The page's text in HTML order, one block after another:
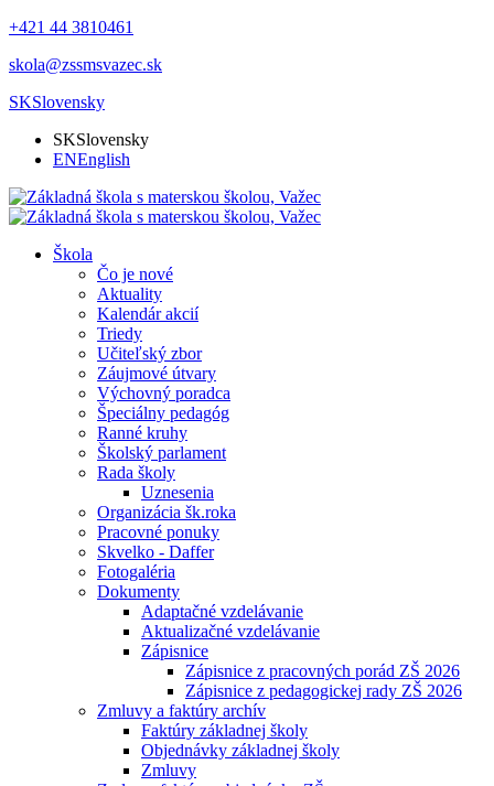
+421 44 3810461
skola@zssmsvazec.sk
SKSlovensky
SKSlovensky
ENEnglish
Škola
Čo je nové
Aktuality
Kalendár akcií
Triedy
Učiteľský zbor
Záujmové útvary
Výchovný poradca
Špeciálny pedagóg
Ranné kruhy
Školský parlament
Rada školy
Uznesenia
Organizácia šk.roka
Pracovné ponuky
Skvelko - Daffer
Fotogaléria
Dokumenty
Adaptačné vzdelávanie
Aktualizačné vzdelávanie
Zápisnice
Zápisnice z pracovných porád ZŠ 2026
Zápisnice z pedagogickej rady ZŠ 2026
Zmluvy a faktúry archív
Faktúry základnej školy
Objednávky základnej školy
Zmluvy